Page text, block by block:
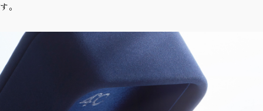
す。